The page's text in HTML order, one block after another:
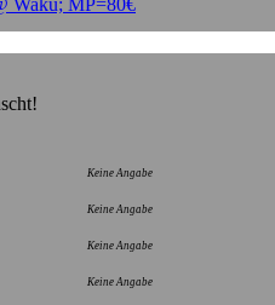
Wakü; MP=80€
Keine Angabe
Keine Angabe
Keine Angabe
Keine Angabe